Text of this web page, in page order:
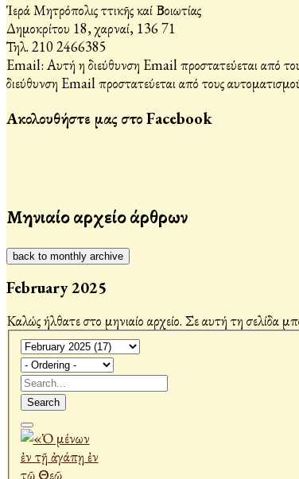
Ἱερά Μητρόπολις Ἀττικῆς καί Βοιωτίας
Δημοκρίτου 18, Ἀχαρναί, 136 71
Τηλ. 210 2466385
Email: Αυτή η διεύθυνση Email προστατεύεται από
διεύθυνση Email προστατεύεται από τους
Ακολουθήστε μας στο Facebook
Μηνιαίο αρχείο άρθρων
back to monthly archive
February 2025
Καλώς ήλθατε στο μηνιαίο αρχείο. Σε αυτή τη σελίδα
Search